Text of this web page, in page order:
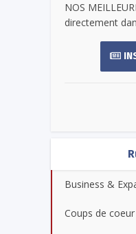
NOS
directement
Business &
Coups de coeur